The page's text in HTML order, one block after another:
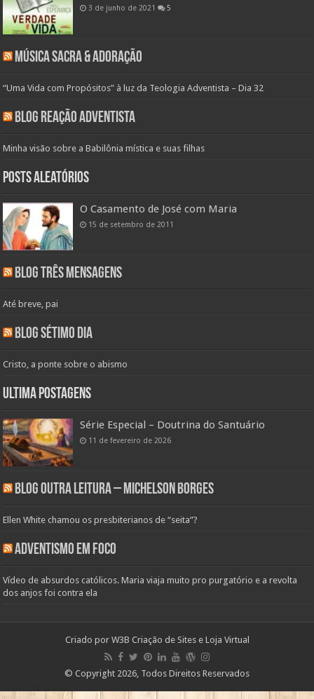
3 de junho de 2021 5
Música Sacra & Adoração
“Uma Vida com Propósitos” à luz da Teologia Adventista – Dia 32
Blog Reação Adventista
Minha visão sobre a Babilônia mística e suas filhas
Posts aleatórios
O Casamento de José com Maria
15 de setembro de 2011
Blog Três Mensagens
Até breve, pai
Blog Sétimo Dia
Cristo, a ponte sobre o abismo
Ultima Postagens
Série Especial – Doutrina do Santuário
11 de fevereiro de 2026
Blog Outra Leitura – Michelson Borges
Ellen White chamou os presbiterianos de “seita”?
Adventismo em Foco
Vídeo de absurdos católicos. Maria viaja muito pro purgatório e a revolta
dos anjos foi contra ela
Criado por W3B Criação de Sites e Loja Virtual
© Copyright 2026, Todos Direitos Reservados